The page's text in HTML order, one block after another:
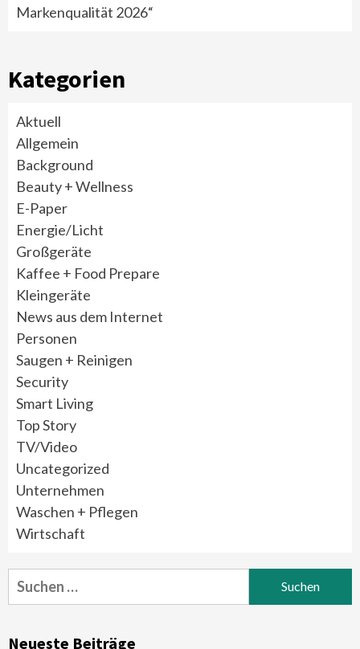
Markenqualität 2026“
Kategorien
Aktuell
Allgemein
Background
Beauty + Wellness
E-Paper
Energie/Licht
Großgeräte
Kaffee + Food Prepare
Kleingeräte
News aus dem Internet
Personen
Saugen + Reinigen
Security
Smart Living
Top Story
TV/Video
Uncategorized
Unternehmen
Waschen + Pflegen
Wirtschaft
Suchen
nach:
Neueste Beiträge